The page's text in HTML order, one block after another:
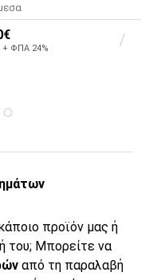
+ ΦΠΑ 24%
προϊόν μας ή
του; Μπορείτε να
από τη παραλαβή